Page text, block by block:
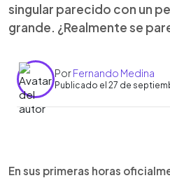
singular parecido con un
grande. ¿Realmente se
PorFernando Medina
Publicado el 27 de
Escuchar artículo
En sus primeras horas